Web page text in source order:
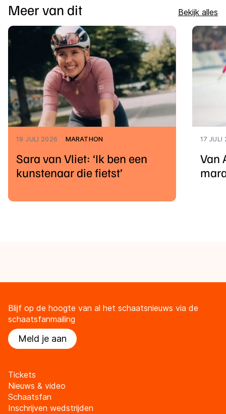
Meer van dit Bekijk alles
19 JULI 2026 MARATHON
Sara van Vliet: ‘Ik ben een
kunstenaar die fietst’
17 JULI
Van
Blijf op de hoogte van al het schaatsnieuws via de
schaatsfanmailing
Meld je aan
Tickets
Nieuws & video
Schaatsfan
Inschrijven wedstrijden